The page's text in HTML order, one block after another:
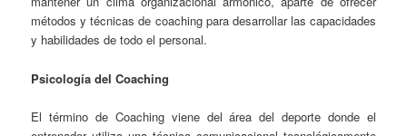
métodos y técnicas de coaching para desarrollar las capacidades
y habilidades de todo el personal.
Psicología del Coaching
El término de Coaching viene del área del deporte donde el